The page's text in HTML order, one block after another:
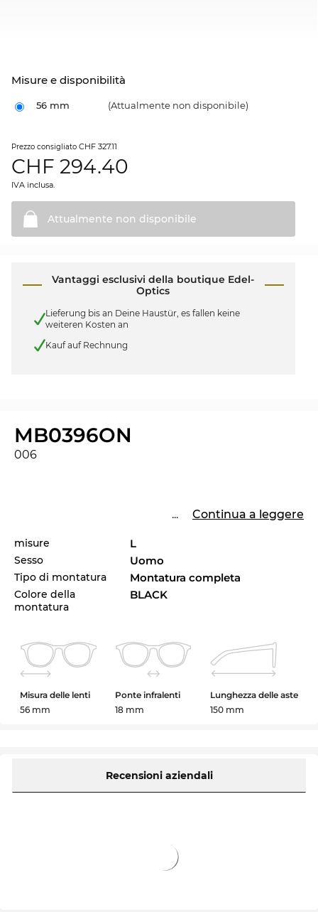
Misure e disponibilità
56 mm (Attualmente non disponibile)
Prezzo consigliato CHF 327.11
CHF 294.40
IVA inclusa.
Attualmente non disponibile
Vantaggi esclusivi della boutique Edel-
Optics
Lieferung bis an Deine Haustür, es fallen keine
weiteren Kosten an
Kauf auf Rechnung
MB0396ON
006
... Continua a leggere
misure L
Sesso Uomo
Tipo di montatura Montatura completa
Colore della
montatura
BLACK
Misura delle lenti
56 mm
Ponte infralenti
18 mm
Lunghezza delle aste
150 mm
Recensioni aziendali